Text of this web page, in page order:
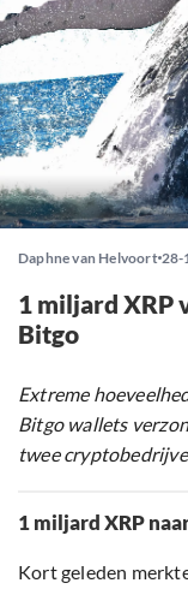
Daphne van Helvoort 28-
1 miljard XRP
Bitgo
Extreme
Bitgo wallets
twee
1 miljard XRP
Kort geleden